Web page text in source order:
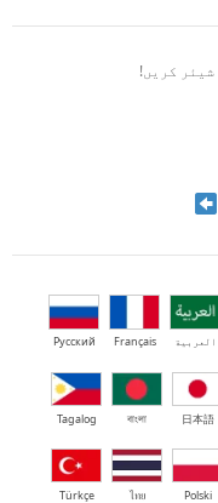
کریں!
العربية Français
Русский
日本語
বাংলা
Tagalog
Polski
ไทย
Türkçe